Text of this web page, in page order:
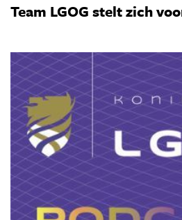
Team LGOG stelt zich